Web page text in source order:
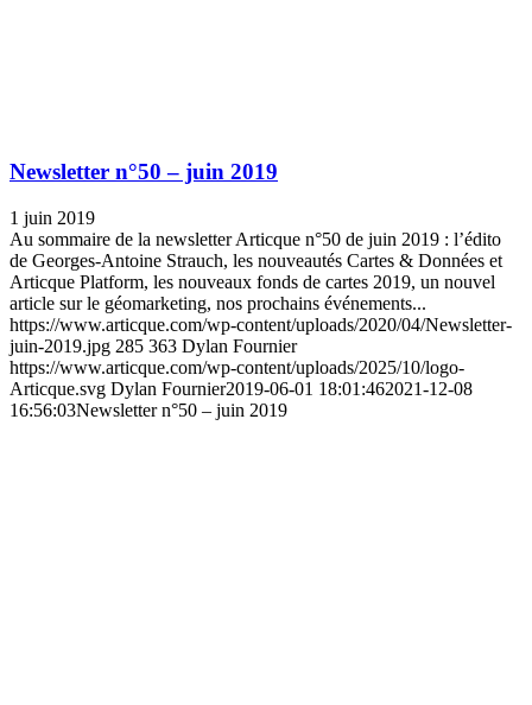
Newsletter n°50 – juin 2019
1 juin 2019
Au sommaire de la newsletter Articque n°50 de juin 2019 : l’édito
de Georges-Antoine Strauch, les nouveautés Cartes & Données et
Articque Platform, les nouveaux fonds de cartes 2019, un nouvel
article sur le géomarketing, nos prochains événements...
https://www.articque.com/wp-content/uploads/2020/04/Newsletter-
juin-2019.jpg 285 363 Dylan Fournier
https://www.articque.com/wp-content/uploads/2025/10/logo-
Articque.svg Dylan Fournier2019-06-01 18:01:462021-12-08
16:56:03Newsletter n°50 – juin 2019